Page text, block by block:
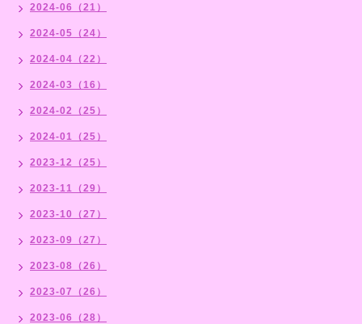
2024-06（21）
2024-05（24）
2024-04（22）
2024-03（16）
2024-02（25）
2024-01（25）
2023-12（25）
2023-11（29）
2023-10（27）
2023-09（27）
2023-08（26）
2023-07（26）
2023-06（28）